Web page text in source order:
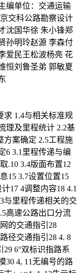
编单位：交通运输
交科公路勘察设计
沈国华徐 朱小锋郑
孙明玲赵源 李森付
爱民王松波杨亮 花
恒刘鲁圣弟 郭敏夏
求 1.4与相关标准规
理及里程统计 2.2基
方案确定 2.5工程施
6 3.1里程传递与编
.10 3.4版面布置12
15 3.7设置位置15
17 4调整内容18 4.1
与里程传递相关的交
高速公路出口分流
的交通指引28
径交通指引28 4. 8
6°双标识指路系
30 4, 11无编号的路